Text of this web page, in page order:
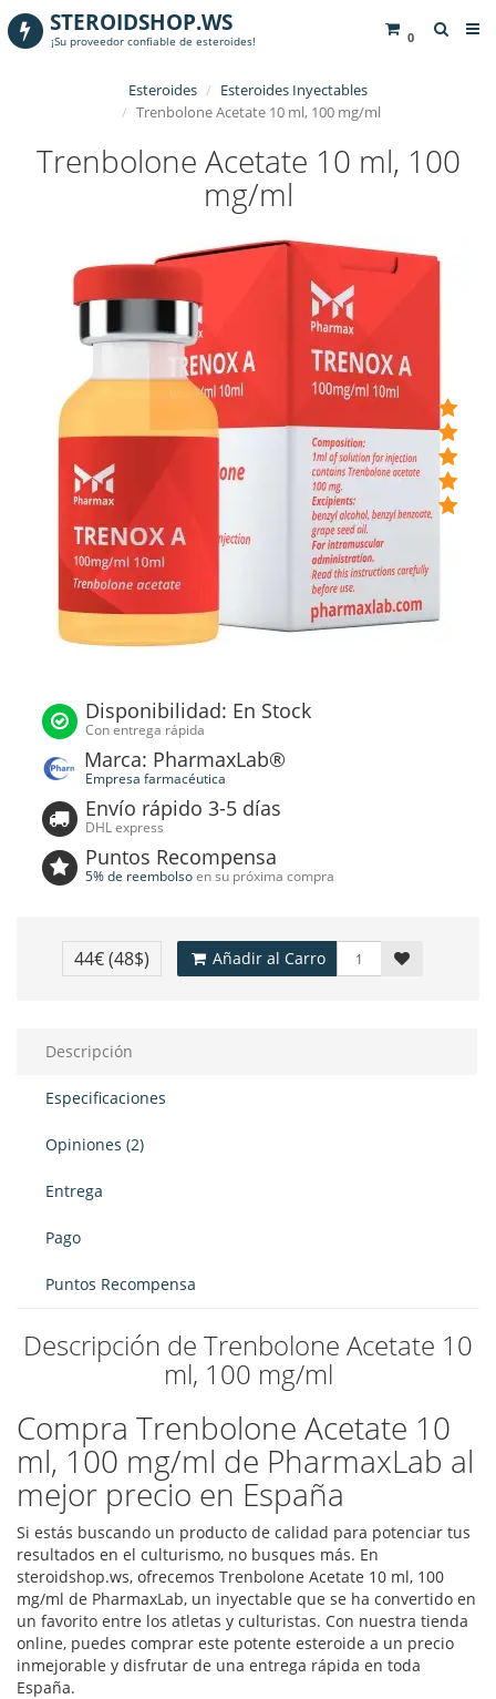
0
STEROIDSHOP.WS
¡Su proveedor confiable de esteroides!
Esteroides
Esteroides Inyectables
Trenbolone Acetate 10 ml, 100 mg/ml
Trenbolone Acetate 10 ml, 100
mg/ml
Disponibilidad: En Stock
Con entrega rápida
Marca: PharmaxLab®
Empresa farmacéutica
Envío rápido 3-5 días
DHL express
Puntos Recompensa
5% de reembolsoen su próxima compra
44€(48$) Añadir al Carro
Descripción
Especificaciones
Opiniones (2)
Entrega
Pago
Puntos Recompensa
Descripción de Trenbolone Acetate 10
ml, 100 mg/ml
Compra Trenbolone Acetate 10
ml, 100 mg/ml de PharmaxLab al
mejor precio en España
Si estás buscando un producto de calidad para potenciar tus
resultados en el culturismo, no busques más. En
steroidshop.ws, ofrecemos Trenbolone Acetate 10 ml, 100
mg/ml de PharmaxLab, un inyectable que se ha convertido en
un favorito entre los atletas y culturistas. Con nuestra tienda
online, puedes comprar este potente esteroide a un precio
inmejorable y disfrutar de una entrega rápida en toda
España.